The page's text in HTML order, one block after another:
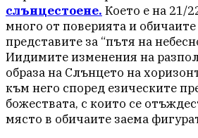
слънцестоене. Което е на 21/
много от поверията и обичаите
представите за “пътя на
Иидимите изменения на
образа на Слънцето на
към него според езическите
божествата, с които се
място в обичаите заема